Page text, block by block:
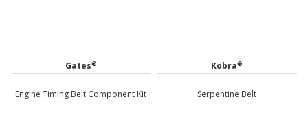
Gates®
Engine Timing Belt Component Kit
Kobra®
Serpentine Belt